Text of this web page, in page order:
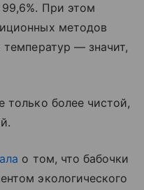
При этом
методов
— значит,
только более чистой,
о том, что бабочки
экологического